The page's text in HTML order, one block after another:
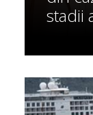
stadii